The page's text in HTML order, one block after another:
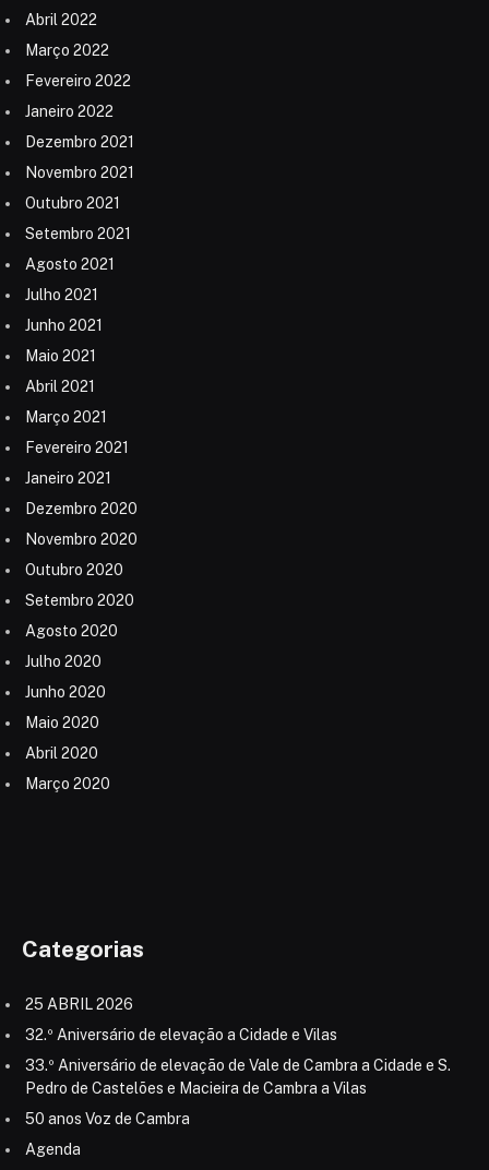
Abril 2022
Março 2022
Fevereiro 2022
Janeiro 2022
Dezembro 2021
Novembro 2021
Outubro 2021
Setembro 2021
Agosto 2021
Julho 2021
Junho 2021
Maio 2021
Abril 2021
Março 2021
Fevereiro 2021
Janeiro 2021
Dezembro 2020
Novembro 2020
Outubro 2020
Setembro 2020
Agosto 2020
Julho 2020
Junho 2020
Maio 2020
Abril 2020
Março 2020
Categorias
25 ABRIL 2026
32.º Aniversário de elevação a Cidade e Vilas
33.º Aniversário de elevação de Vale de Cambra a Cidade e S.
Pedro de Castelões e Macieira de Cambra a Vilas
50 anos Voz de Cambra
Agenda